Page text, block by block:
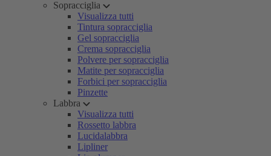
Sopracciglia
Visualizza tutti
Tintura sopracciglia
Gel sopracciglia
Crema sopracciglia
Polvere per sopracciglia
Matite per sopracciglia
Forbici per sopracciglia
Pinzette
Labbra
Visualizza tutti
Rossetto labbra
Lucidalabbra
Lipliner